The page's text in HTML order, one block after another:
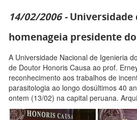
14/02/2006 -Universidade
homenageia presidente do
A Universidade Nacional de Igenieria
de Doutor Honoris Causa ao prof.
reconhecimento aos trabalhos de
parasitologia ao longo dosúltimos 40
ontem (13/02) na capital peruana.